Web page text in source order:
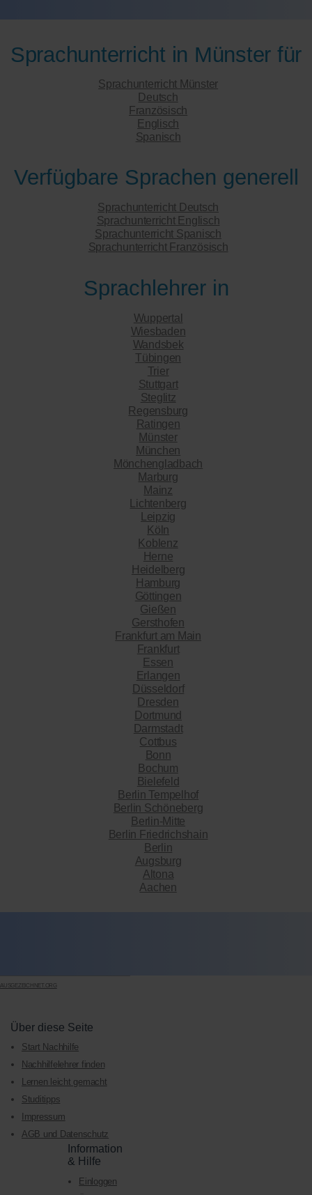
Sprachunterricht in Münster für
Sprachunterricht Münster
Deutsch
Französisch
Englisch
Spanisch
Verfügbare Sprachen generell
Sprachunterricht Deutsch
Sprachunterricht Englisch
Sprachunterricht Spanisch
Sprachunterricht Französisch
Sprachlehrer in
Wuppertal
Wiesbaden
Wandsbek
Tübingen
Trier
Stuttgart
Steglitz
Regensburg
Ratingen
Münster
München
Mönchengladbach
Marburg
Mainz
Lichtenberg
Leipzig
Köln
Koblenz
Herne
Heidelberg
Hamburg
Göttingen
Gießen
Gersthofen
Frankfurt am Main
Frankfurt
Essen
Erlangen
Düsseldorf
Dresden
Dortmund
Darmstadt
Cottbus
Bonn
Bochum
Bielefeld
Berlin Tempelhof
Berlin Schöneberg
Berlin-Mitte
Berlin Friedrichshain
Berlin
Augsburg
Altona
Aachen
AUSGEZEICHNET.ORG
Über diese Seite
Start Nachhilfe
Nachhilfelehrer finden
Lernen leicht gemacht
Studitipps
Impressum
AGB und Datenschutz
Information
& Hilfe
Einloggen